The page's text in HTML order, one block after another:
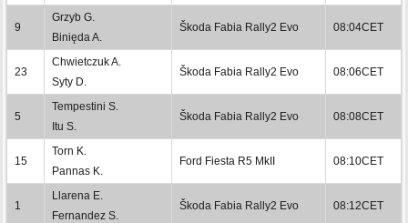
9
Grzyb G.
Binięda A.
Škoda Fabia Rally2 Evo 08:04CET
23
Chwietczuk A.
Syty D.
Škoda Fabia Rally2 Evo 08:06CET
5
Tempestini S.
Itu S.
Škoda Fabia Rally2 Evo 08:08CET
15
Torn K.
Pannas K.
Ford Fiesta R5 MkII 08:10CET
1
Llarena E.
Fernandez S.
Škoda Fabia Rally2 Evo 08:12CET